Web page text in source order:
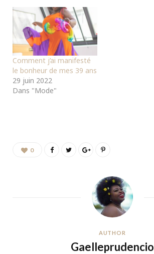
Comment j’ai manifesté
le bonheur de mes 39 ans
29 juin 2022
Dans "Mode"
0
AUTHOR
Gaelleprudencio